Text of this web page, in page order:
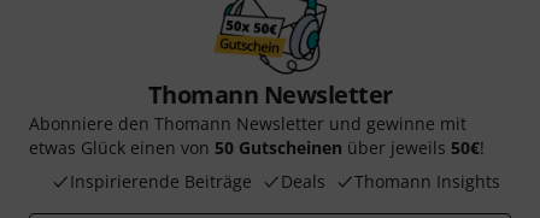
Thomann Newsletter
Abonniere den Thomann Newsletter und gewinne mit
etwas Glück einen von 50 Gutscheinen über jeweils 50€!
Inspirierende Beiträge
Deals Thomann Insights